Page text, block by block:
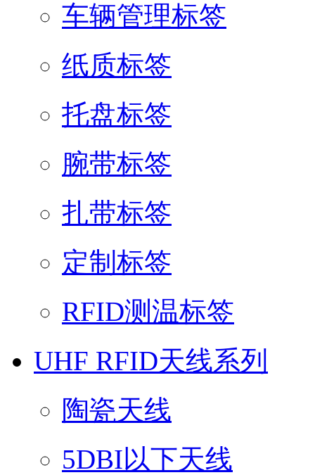
车辆管理标签
纸质标签
托盘标签
腕带标签
扎带标签
定制标签
RFID测温标签
UHF RFID天线系列
陶瓷天线
5DBI以下天线